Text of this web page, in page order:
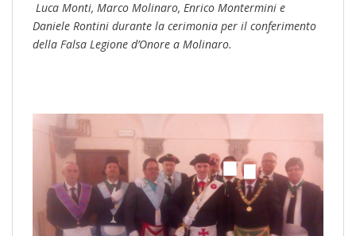
Luca Monti, Marco Molinaro, Enrico Montermini e
Daniele Rontini durante la cerimonia per il conferimento
della Falsa Legione d’Onore a Molinaro.